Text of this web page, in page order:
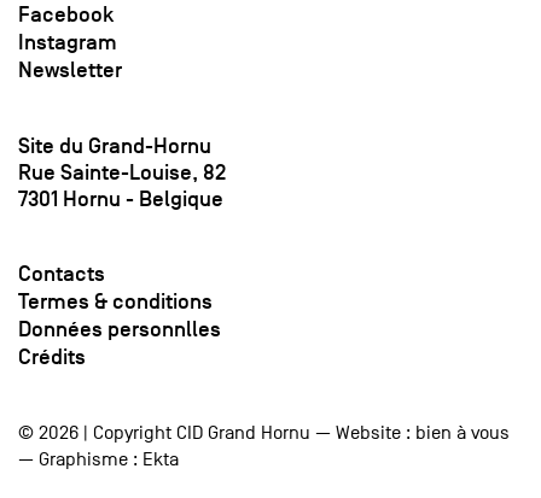
Facebook
Instagram
Newsletter
Site du Grand-Hornu
Rue Sainte-Louise, 82
7301 Hornu - Belgique
Contacts
Termes & conditions
Données personnlles
Crédits
© 2026 | Copyright CID Grand Hornu — Website : bien à vous
— Graphisme : Ekta